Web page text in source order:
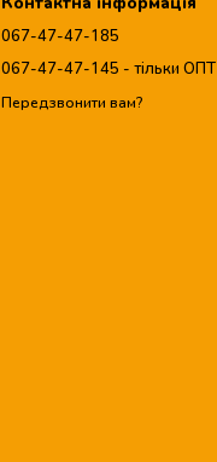
067-47-47-185
067-47-47-145 - тільки ОПТ
Передзвонити вам?